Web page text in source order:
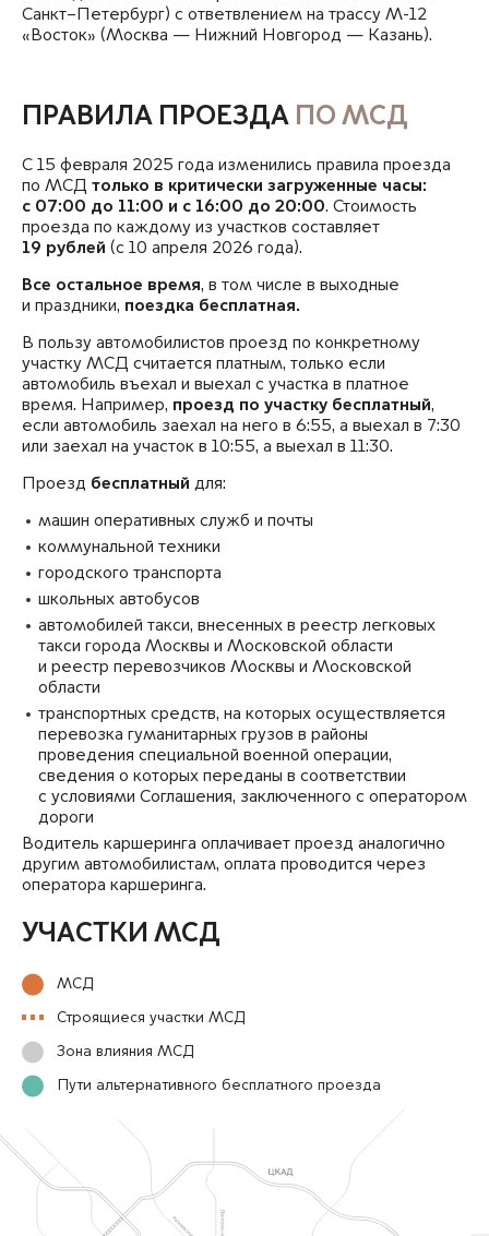
Санкт–Петербург) с ответвлением на трассу М-12
«Восток» (Москва — Нижний Новгород — Казань).
ПРАВИЛА ПРОЕЗДА ПО МСД
С 15 февраля 2025 года изменились правила проезда
по МСД только в критически загруженные часы:
с 07:00 до 11:00 и с 16:00 до 20:00. Стоимость
проезда по каждому из участков составляет
19 рублей (с 10 апреля 2026 года).
Все остальное время, в том числе в выходные
и праздники, поездка бесплатная.
В пользу автомобилистов проезд по конкретному
участку МСД считается платным, только если
автомобиль въехал и выехал с участка в платное
время. Например, проезд по участку бесплатный,
если автомобиль заехал на него в 6:55, а выехал в 7:30
или заехал на участок в 10:55, а выехал в 11:30.
Проезд бесплатный для:
машин оперативных служб и почты
коммунальной техники
городского транспорта
школьных автобусов
автомобилей такси, внесенных в реестр легковых
такси города Москвы и Московской области
и реестр перевозчиков Москвы и Московской
области
транспортных средств, на которых осуществляется
перевозка гуманитарных грузов в районы
проведения специальной военной операции,
сведения о которых переданы в соответствии
с условиями Соглашения, заключенного с оператором
дороги
Водитель каршеринга оплачивает проезд аналогично
другим автомобилистам, оплата проводится через
оператора каршеринга.
УЧАСТКИ МСД
МСД
Строящиеся участки МСД
Зона влияния МСД
Пути альтернативного бесплатного проезда